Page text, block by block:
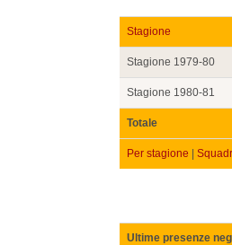
Stagione
Stagione 1979-80
Stagione 1980-81
Totale
Per stagione |
Ultime presenze